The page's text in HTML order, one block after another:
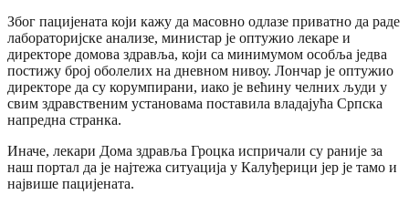
Због пацијената који кажу да масовно одлазе приватно да раде
лабораторијске анализе, министар је оптужио лекаре и
директоре домова здравља, који са минимумом особља једва
постижу број оболелих на дневном нивоу. Лончар је оптужио
директоре да су корумпирани, иако је већину челних људи у
свим здравственим установама поставила владајућа Српска
напредна странка.
Иначе, лекари Дома здравља Гроцка испричали су раније за
наш портал да је најтежа ситуација у Калуђерици јер је тамо и
највише пацијената.